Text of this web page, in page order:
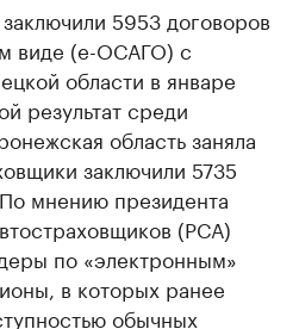
5953 договоров
виде (е-ОСАГО) с
области в январе
результат среди
область заняла
заключили 5735
мнению президента
(РСА)
по «электронным»
в которых ранее
обычных